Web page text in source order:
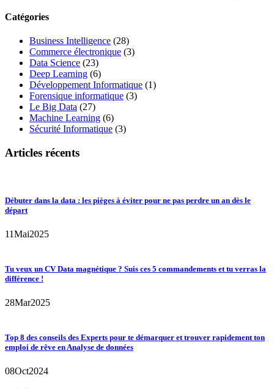
Catégories
Business Intelligence (28)
Commerce électronique (3)
Data Science (23)
Deep Learning (6)
Développement Informatique (1)
Forensique informatique (3)
Le Big Data (27)
Machine Learning (6)
Sécurité Informatique (3)
Articles récents
Débuter dans la data : les pièges à éviter pour ne pas perdre un an dès le
départ
11Mai2025
Tu veux un CV Data magnétique ? Suis ces 5 commandements et tu verras la
différence !
28Mar2025
Top 8 des conseils des Experts pour te démarquer et trouver rapidement ton
emploi de rêve en Analyse de données
08Oct2024